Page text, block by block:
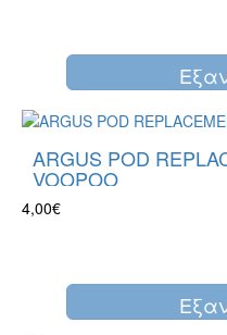
ARGUS POD
VOOPOO
4,00€